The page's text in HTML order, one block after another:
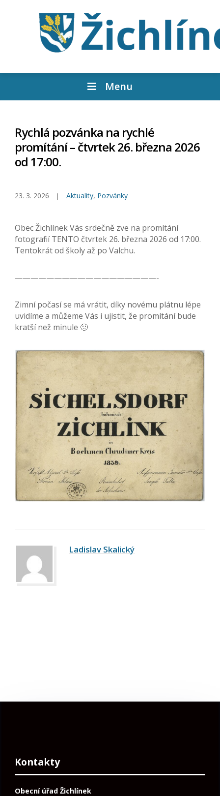
Menu
Rychlá pozvánka na rychlé
promítání – čtvrtek 26. března 2026
od 17:00.
23. 3. 2026 Aktuality, Pozvánky
Obec Žichlínek Vás srdečně zve na promítání
fotografií TENTO čtvrtek 26. března 2026 od 17:00.
Tentokrát od školy až po Valchu.
——————————————————-
Zimní počasí se má vrátit, díky novému plátnu lépe
uvidíme a můžeme Vás i ujistit, že promítání bude
kratší než minule 🙂
Ladislav Skalický
Kontakty
Obecní úřad Žichlínek